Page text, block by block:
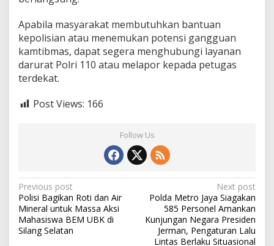
Apabila masyarakat membutuhkan bantuan
kepolisian atau menemukan potensi gangguan
kamtibmas, dapat segera menghubungi layanan
darurat Polri 110 atau melapor kepada petugas
terdekat.
Post Views: 166
Follow Us
P
o
s
t
Previous post
Polisi Bagikan Roti dan Air
Mineral untuk Massa Aksi
Mahasiswa BEM UBK di
Silang Selatan
Next post
Polda Metro Jaya Siagakan
585 Personel Amankan
Kunjungan Negara Presiden
Jerman, Pengaturan Lalu
Lintas Berlaku Situasional